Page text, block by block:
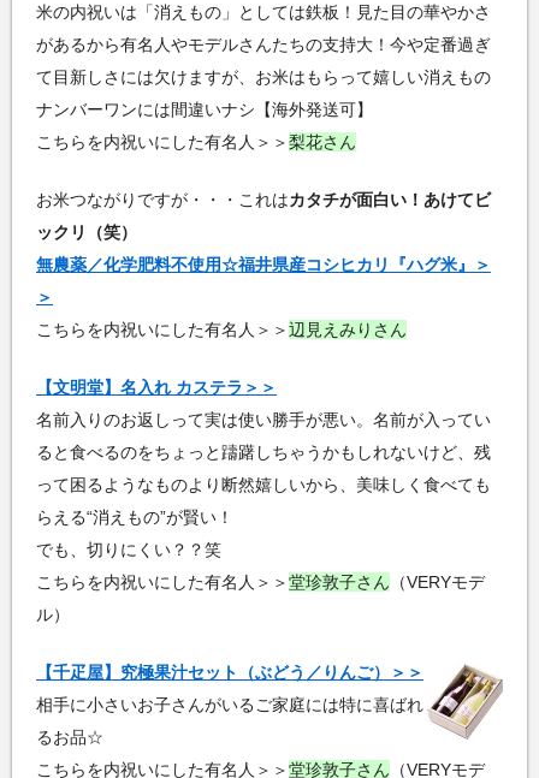
米の内祝いは「消えもの」としては鉄板！見た目の華やかさ
があるから有名人やモデルさんたちの支持大！今や定番過ぎ
て目新しさには欠けますが、お米はもらって嬉しい消えもの
ナンバーワンには間違いナシ【海外発送可】
こちらを内祝いにした有名人＞＞梨花さん
お米つながりですが・・・これはカタチが面白い！あけてビ
ックリ（笑）
無農薬／化学肥料不使用☆福井県産コシヒカリ『ハグ米』＞
＞
こちらを内祝いにした有名人＞＞辺見えみりさん
【文明堂】名入れ カステラ＞＞
名前入りのお返しって実は使い勝手が悪い。名前が入ってい
ると食べるのをちょっと躊躇しちゃうかもしれないけど、残
って困るようなものより断然嬉しいから、美味しく食べても
らえる“消えもの”が賢い！
でも、切りにくい？？笑
こちらを内祝いにした有名人＞＞堂珍敦子さん （VERYモデ
ル）
【千疋屋】究極果汁セット（ぶどう／りんご）＞＞
相手に小さいお子さんがいるご家庭には特に喜ばれ
るお品☆
こちらを内祝いにした有名人＞＞堂珍敦子さん （VERYモデ